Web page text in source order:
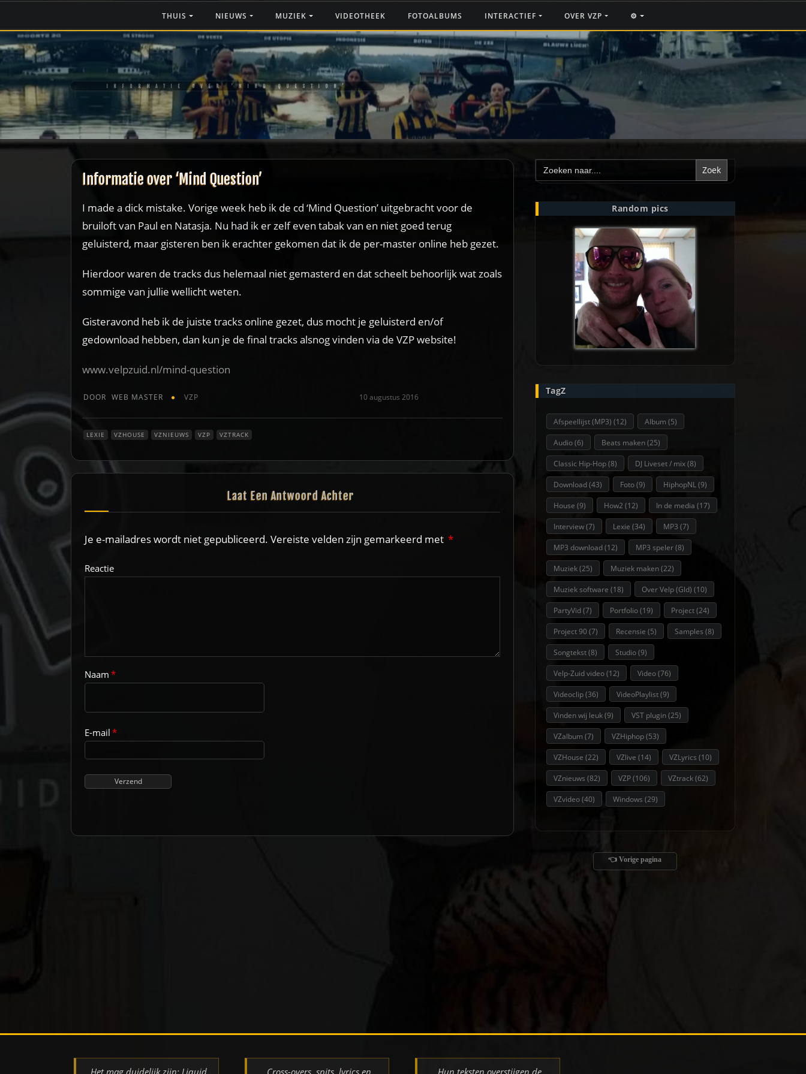
de
inhoud
THUIS NIEUWS MUZIEK VIDEOTHEEK FOTOALBUMS INTERACTIEF OVER VZP ⚙️
INFORMATIE OVER ‘MIND QUESTION’
Informatie over ‘Mind Question’
I made a dick mistake. Vorige week heb ik de cd ‘Mind Question’ uitgebracht voor de
bruiloft van Paul en Natasja. Nu had ik er zelf even tabak van en niet goed terug
geluisterd, maar gisteren ben ik erachter gekomen dat ik de per-master online heb gezet.
Hierdoor waren de tracks dus helemaal niet gemasterd en dat scheelt behoorlijk wat zoals
sommige van jullie wellicht weten.
Gisteravond heb ik de juiste tracks online gezet, dus mocht je geluisterd en/of
gedownload hebben, dan kun je de final tracks alsnog vinden via de VZP website!
www.velpzuid.nl/mind-question
10 augustus 2016
DOOR WEB MASTER VZP
LEXIE VZHOUSE VZNIEUWS VZP VZTRACK
Laat Een Antwoord Achter
Je e-mailadres wordt niet gepubliceerd. Vereiste velden zijn gemarkeerd met *
Reactie
Naam*
E-mail*
Zoek
naar:
Random pics
TagZ
Afspeellijst (MP3) (12) Album (5)
Audio(6) Beats maken(25)
Classic Hip-Hop(8) DJ Liveset / mix(8)
Download(43) Foto(9) HiphopNL(9)
House (9) How2 (12) In de media (17)
Interview(7) Lexie (34) MP3 (7)
MP3 download(12) MP3 speler(8)
Muziek(25) Muziek maken(22)
Muziek software (18) Over Velp (Gld) (10)
PartyVid(7) Portfolio(19) Project(24)
Project 90(7) Recensie (5) Samples (8)
Songtekst(8) Studio(9)
Velp-Zuid video(12) Video(76)
Videoclip(36) VideoPlaylist(9)
Vinden wij leuk(9) VST plugin(25)
VZalbum (7) VZHiphop(53)
VZHouse (22) VZlive (14) VZLyrics (10)
VZnieuws (82) VZP(106) VZtrack(62)
VZvideo(40) Windows (29)
👈 Vorige pagina